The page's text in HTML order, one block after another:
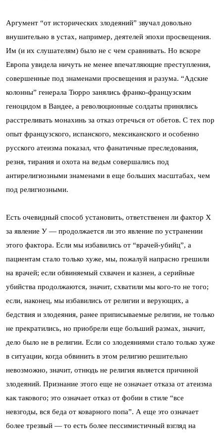
Аргумент “от исторических злодеяний” звучал довольно
внушительно в устах, например, деятелей эпохи просвещения.
Им (и их слушателям) было не с чем сравнивать. Но вскоре
Европа увидела ничуть не менее впечатляющие преступления,
совершенные под знаменами просвещения и разума. “Адские
колонны” генерала Тюрро занялись франко-французским
геноцидом в Вандее, а революционные солдаты принялись
расстреливать монахинь за отказ отречься от обетов. С тех пор
опыт французского, испанского, мексиканского и особенно
русского атеизма показал, что фанатичные преследования,
резня, тирания и охота на ведьм совершались под
антирелигиозными знаменами в еще больших масштабах, чем
под религиозными.
Есть очевидный способ установить, ответственен ли фактор Х
за явление У — продолжается ли это явление по устранении
этого фактора. Если мы избавились от “врачей-убийц”, а
пациентам стало только хуже, мы, пожалуй напрасно грешили
на врачей; если обвиняемый схвачен и казнен, а серийные
убийства продолжаются, значит, схватили мы кого-то не того;
если, наконец, мы избавились от религии и верующих, а
бедствия и злодеяния, ранее приписываемые религии, не только
не прекратились, но приобрели еще больший размах, значит,
дело было не в религии. Если со злодеяниями стало только хуже
в ситуации, когда обвинить в этом религию решительно
невозможно, значит, отнюдь не религия является причиной
злодеяний. Признание этого еще не означает отказа от атеизма
как такового; это означает отказ от фобии в стиле “все
невзгоды, вся беда от коварного попа”. А еще это означает
более трезвый — то есть более пессимистичный взгляд на